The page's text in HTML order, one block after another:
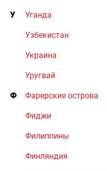
У Уганда
Узбекистан
Украина
Уругвай
Ф Фарерские острова
Фиджи
Филиппины
Финляндия